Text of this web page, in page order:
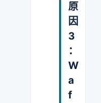
原
因
3
：
W
a
f